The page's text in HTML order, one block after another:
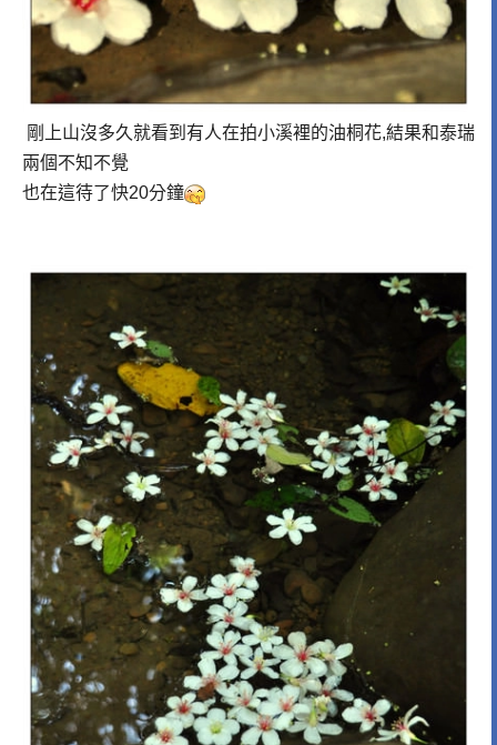
剛上山沒多久就看到有人在拍小溪裡的油桐花,結果和泰瑞
兩個不知不覺
也在這待了快20分鐘